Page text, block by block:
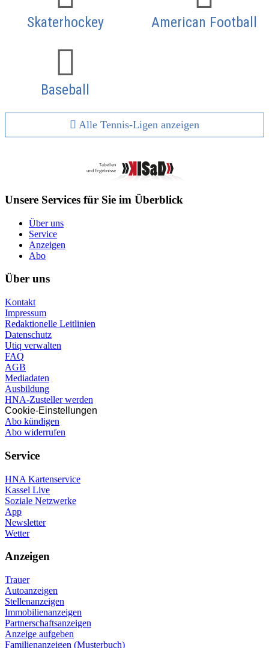
Skaterhockey American Football
Baseball
Alle Tennis-Ligen anzeigen
Unsere Services für Sie im Überblick
Über uns
Service
Anzeigen
Abo
Über uns
Kontakt
Impressum
Redaktionelle Leitlinien
Datenschutz
Utiq verwalten
FAQ
AGB
Mediadaten
Ausbildung
HNA-Zusteller werden
Cookie-Einstellungen
Abo kündigen
Abo widerrufen
Service
HNA Kartenservice
Kassel Live
Soziale Netzwerke
App
Newsletter
Wetter
Anzeigen
Trauer
Autoanzeigen
Stellenanzeigen
Immobilienanzeigen
Partnerschaftsanzeigen
Anzeige aufgeben
Familienanzeigen (Musterbuch)